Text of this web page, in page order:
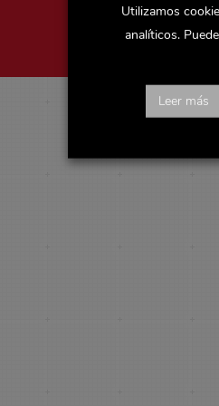
Utilizamos
analíticos.
Leer más